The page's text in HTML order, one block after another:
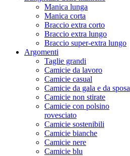
Manica lunga
Manica corta
Braccio extra corto
Braccio extra lungo
Braccio super-extra lungo
Argomenti
Taglie grandi
Camicie da lavoro
Camicie casual
Camicie da gala e da sposa
Camicie non stirate
Camicie con polsino
rovesciato
Camicie sostenibili
Camicie bianche
Camicie nere
Camicie blu